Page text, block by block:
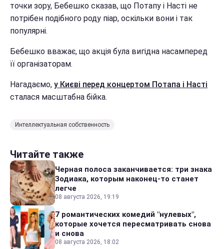
точки зору, Бебешко сказав, що Потапу і Насті не
потрібен подібного роду піар, оскільки вони і так
популярні.
Бебешко вважає, що акція була вигідна насамперед
її організаторам.
Нагадаємо, у Києві перед концертом Потапа і Насті
сталася масштабна бійка.
Интеллектуальная собственность
Читайте также
Черная полоса заканчивается: три знака
Зодиака, которым наконец-то станет
легче
08 августа 2026, 19:19
7 романтических комедий "нулевых",
которые хочется пересматривать снова
и снова
08 августа 2026, 18:02